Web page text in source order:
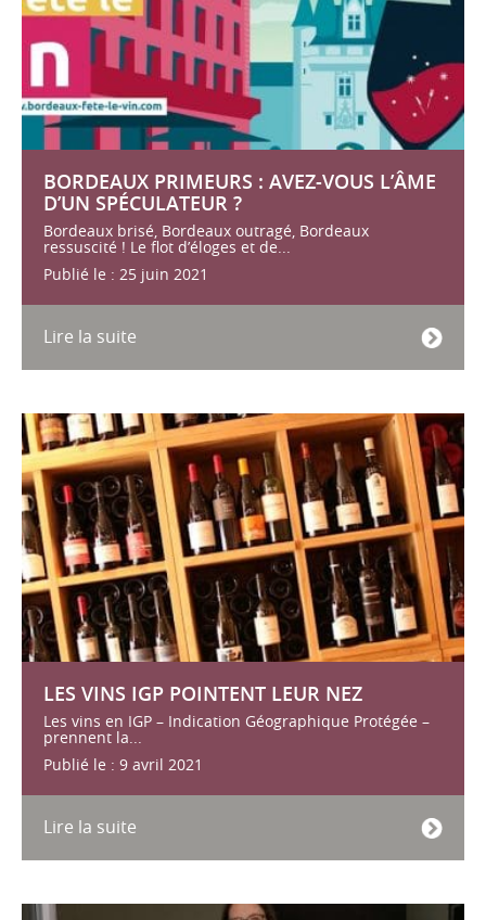
BORDEAUX PRIMEURS : AVEZ-VOUS L’ÂME
D’UN SPÉCULATEUR ?
Bordeaux brisé, Bordeaux outragé, Bordeaux
ressuscité ! Le flot d’éloges et de...
Publié le : 25 juin 2021
Lire la suite
LES VINS IGP POINTENT LEUR NEZ
Les vins en IGP – Indication Géographique Protégée –
prennent la...
Publié le : 9 avril 2021
Lire la suite